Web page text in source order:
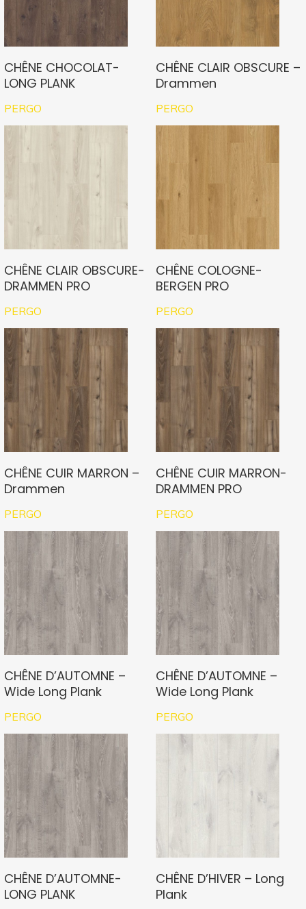
CHÊNE CHOCOLAT-
LONG PLANK
PERGO
CHÊNE CLAIR OBSCURE –
Drammen
PERGO
CHÊNE CLAIR OBSCURE-
DRAMMEN PRO
PERGO
CHÊNE COLOGNE-
BERGEN PRO
PERGO
CHÊNE CUIR MARRON –
Drammen
PERGO
CHÊNE CUIR MARRON-
DRAMMEN PRO
PERGO
CHÊNE D’AUTOMNE –
Wide Long Plank
PERGO
CHÊNE D’AUTOMNE –
Wide Long Plank
PERGO
CHÊNE D’AUTOMNE-
LONG PLANK
CHÊNE D’HIVER – Long
Plank